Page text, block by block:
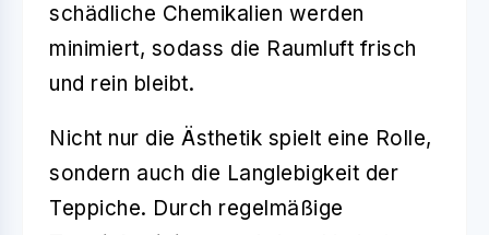
schädliche Chemikalien werden
minimiert, sodass die Raumluft frisch
und rein bleibt.
Nicht nur die Ästhetik spielt eine Rolle,
sondern auch die Langlebigkeit der
Teppiche. Durch regelmäßige